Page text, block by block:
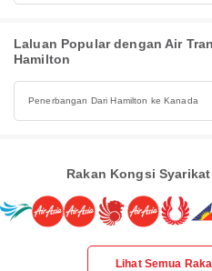
Laluan Popular dengan Air
Hamilton
Penerbangan Dari Hamilton ke Kanada
Rakan Kongsi
Lihat Semua